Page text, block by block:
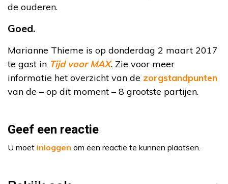
de ouderen.
Goed.
Marianne Thieme is op donderdag 2 maart 2017
te gast in Tijd voor MAX. Zie voor meer
informatie het overzicht van de zorgstandpunten
van de – op dit moment – 8 grootste partijen.
Geef een reactie
U moet inloggen om een reactie te kunnen plaatsen.